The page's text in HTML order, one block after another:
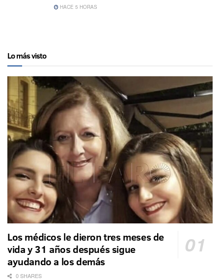
HACE 5 HORAS
Lo más visto
Los médicos le dieron tres meses de
vida y 31 años después sigue
ayudando a los demás
0 SHARES